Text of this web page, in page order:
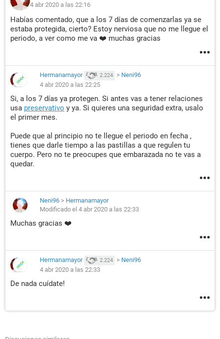
4 abr 2020 a las 22:16
Habías comentado, que a los 7 días de comenzarlas ya se
estaba protegida, cierto? Estoy nerviosa que no me llegue el
periodo, a ver como me va ❤️ muchas gracias
Hermanamayor 2.224 > Neni96
4 abr 2020 a las 22:25
Si, a los 7 días ya protegen. Si antes vas a tener relaciones
usa preservativo y ya. Si quieres una seguridad extra, usalo
el primer mes.
Puede que al principio no te llegue el periodo en fecha ,
tienes que darle tiempo a las pastillas a que regulen tu
cuerpo. Pero no te preocupes que embarazada no te vas a
quedar.
Neni96 > Hermanamayor
Modificado el 4 abr 2020 a las 22:33
Muchas gracias ❤️
Hermanamayor 2.224 > Neni96
4 abr 2020 a las 22:33
De nada cuídate!